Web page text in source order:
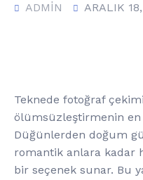
ADMIN ARALIK
Teknede fotoğraf
ölümsüzleştirmenin en
Düğünlerden doğum
romantik anlara kadar
bir seçenek sunar. Bu